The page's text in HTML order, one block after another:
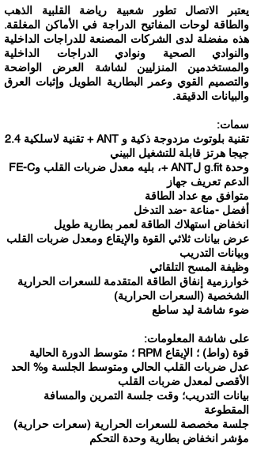
يعتبر الاتصال تطور شعبية رياضة القلبية الذهب
والطاقة لوحات المفاتيح الدراجة في الأماكن المغلقة.
هذه مفضلة لدى الشركات المصنعة للدراجات الداخلية
والنوادي الصحية ونوادي الدراجات الداخلية
والمستخدمين المنزليين لشاشة العرض الواضحة
والتصميم القوي وعمر البطارية الطويل وإثبات العرق
والبيانات الدقيقة.
سمات:
تقنية بلوتوث مزدوجة ذكية و ANT + تقنية لاسلكية 2.4
جيجا هرتز قابلة للتشغيل البيني
وحدة g.fit لANT +، بليه معدل ضربات القلب وFE-C
الدعم تعريف جهاز
متوافق مع عداد الطاقة
أفضل -مناعة -ضد التدخل
انخفاض استهلاك الطاقة لعمر بطارية طويل
عرض بيانات ثلاثي القوة والإيقاع ومعدل ضربات القلب
وبيانات التدريب
وظيفة المسح التلقائي
خوارزمية إنفاق الطاقة المتقدمة للسعرات الحرارية
الشخصية (السعرات الحرارية)
ضوء شاشة ليد ساطع
على شاشة المعلومات:
قوة (واط) ؛ الإيقاع RPM ؛ متوسط الدورة الحالية
عدل ضربات القلب الحالي ومتوسط الجلسة و% الحد
الأقصى لمعدل ضربات القلب
بيانات التدريب؛ وقت جلسة التمرين والمسافة
المقطوعة
جلسة مخصصة للسعرات الحرارية (سعرات حرارية)
مؤشر انخفاض بطارية وحدة التحكم